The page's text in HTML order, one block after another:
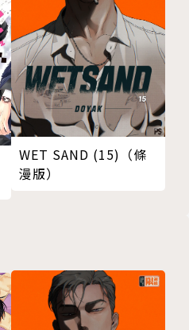
WET SAND (15)（條
漫版）